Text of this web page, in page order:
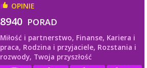
OPINIE
8940 PORAD
Miłość i partnerstwo, Finanse, Kariera i
praca, Rodzina i przyjaciele, Rozstania i
rozwody, Twoja przyszłość